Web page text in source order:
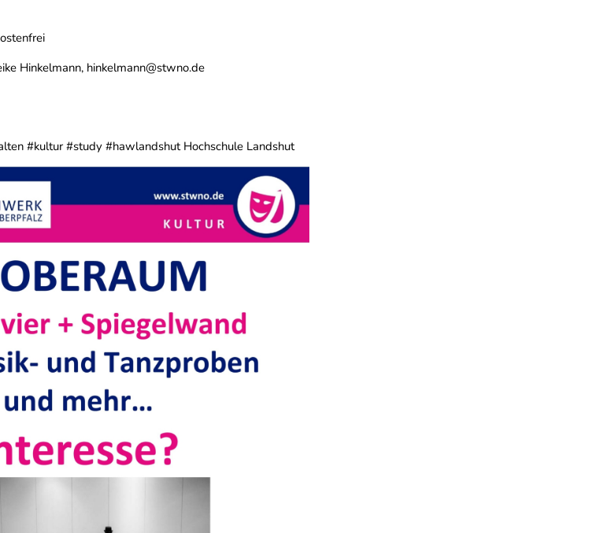
Hinkelmann, hinkelmann@stwno.de
#kultur #study #hawlandshut Hochschule Landshut